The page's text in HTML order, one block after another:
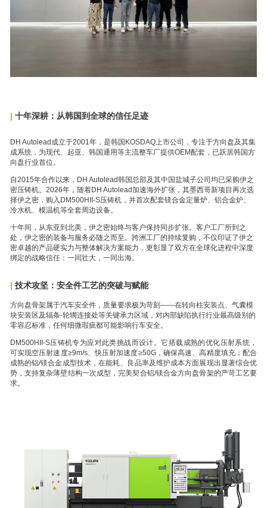
| 十年深耕：从韩国到全球的信任足迹
DH Autolead成立于2001年，是韩国KOSDAQ上市公司，专注于方向盘及其集
成系统，为现代、起亚、韩国通用等主流整车厂提供OEM配套，已跃居韩国方
向盘行业首位。
自2015年合作以来，DH Autolead韩国总部及其中国盐城子公司均已采购伊之
密压铸机。2026年，随着DH Autolead加速海外扩张，其墨西哥新项目再次选
择伊之密，购入DM500HII-S压铸机，并首次配套镁合金定量炉、铝合金炉、
冷水机、模温机等全套周边设备。
十年间，从东亚到北美，伊之密始终与客户保持同步扩张。客户工厂所到之
处，伊之密的装备与服务必随之而至。跨洲工厂的持续复购，不仅印证了伊之
密卓越的产品硬实力与整体解决方案能力，更彰显了双方在全球化进程中深度
绑定的战略信任：一同壮大，一同出海。
| 技术攻坚：安全件工艺的突破与赋能
方向盘骨架属于汽车安全件，质量要求极为苛刻——在转向柱安装点、气囊模
块安装区及辐条-轮辋连接处等关键承力区域，对内部缺陷执行行业最高级别的
零容忍标准，任何细微瑕疵都可能影响行车安全。
DM500HII-S压铸机专为应对此类挑战而设计。它搭载成熟的优化压射系统，
可实现空压射速度≥9m/s、快压射加速度≥50G，确保高速、高精度填充；配合
成熟的铝/镁合金成型技术，在能耗、良品率及维护成本方面展现出显著综合优
势，支持复杂薄壁结构一次成型，完美契合铝/镁合金方向盘骨架的严苛工艺要
求。